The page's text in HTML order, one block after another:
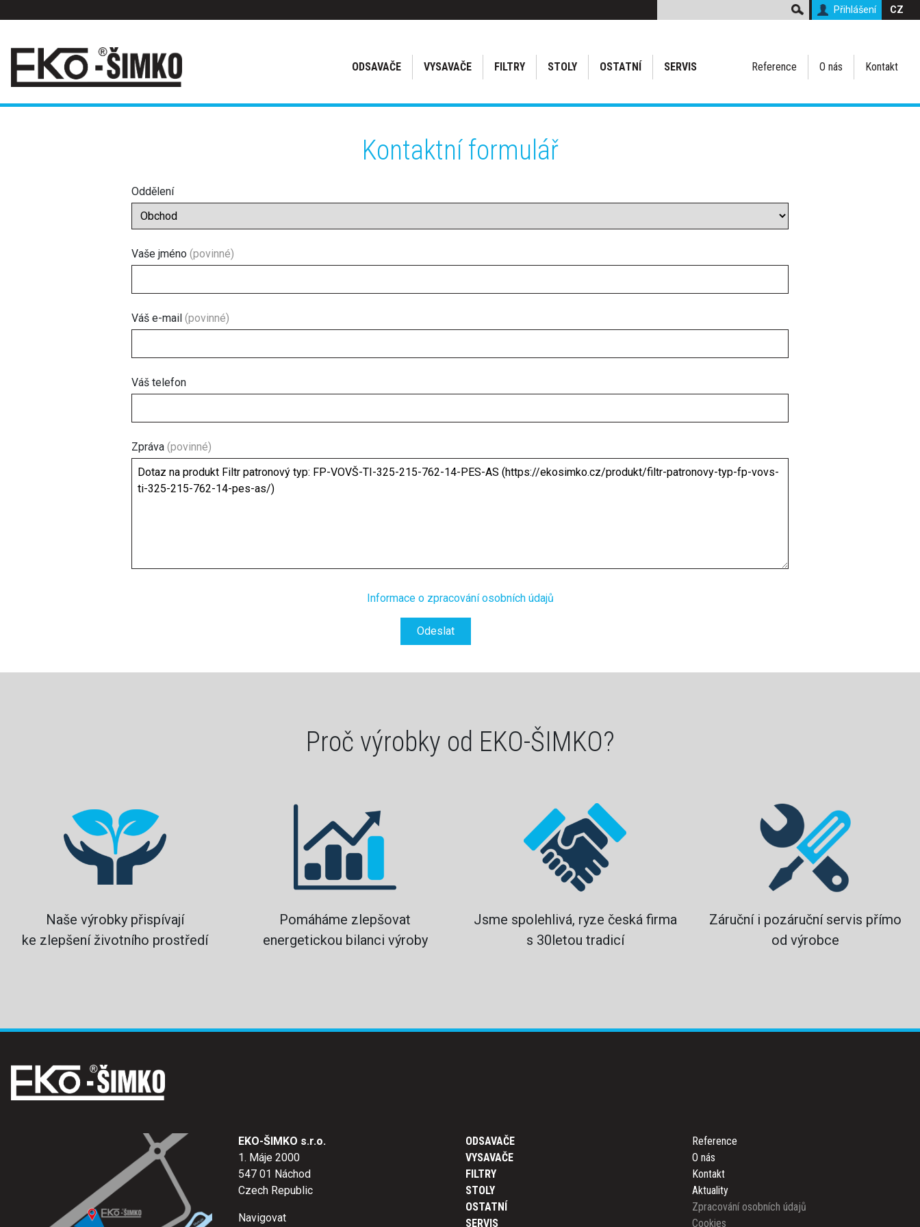
Přihlášení CZ
ODSAVAČE VYSAVAČE FILTRY STOLY OSTATNÍ SERVIS Reference O nás Kontakt
Kontaktní formulář
Oddělení
Vaše jméno (povinné)
Váš e-mail (povinné)
Váš telefon
Zpráva (povinné)
Informace o zpracování osobních údajů
Proč výrobky od EKO-ŠIMKO?
Naše výrobky přispívají
ke zlepšení životního prostředí
Pomáháme zlepšovat
energetickou bilanci výroby
Jsme spolehlivá, ryze česká firma
s 30letou tradicí
Záruční i pozáruční servis přímo
od výrobce
EKO-ŠIMKO s.r.o.
1. Máje 2000
547 01 Náchod
Czech Republic
Navigovat
ODSAVAČE
VYSAVAČE
FILTRY
STOLY
OSTATNÍ
SERVIS
Reference
O nás
Kontakt
Aktuality
Zpracování osobních údajů
Cookies